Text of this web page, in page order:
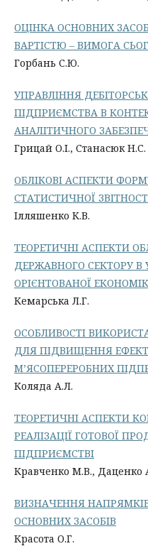
ОЦІНКА ОСНОВНИХ
ВАРТІСТЮ – ВИМОГА
Горбань С.Ю.
УПРАВЛІННЯ
ПІДПРИЄМСТВА В
АНАЛІТИЧНОГО
Грицай О.І., Станасюк Н.С.
ОБЛІКОВІ АСПЕКТИ
СТАТИСТИЧНОЇ
Ілляшенко К.В.
ТЕОРЕТИЧНІ АСПЕКТИ
ДЕРЖАВНОГО СЕКТОРУ В
ОРІЄНТОВАНОЇ
Кемарська Л.Г.
ОСОБЛИВОСТІ
ДЛЯ ПІДВИЩЕННЯ
М’ЯСОПЕРЕРОБНИХ
Коляда А.Л.
ТЕОРЕТИЧНІ АСПЕКТИ
РЕАЛІЗАЦІЇ ГОТОВОЇ
ПІДПРИЄМСТВІ
Кравченко М.В., Даценко
ВИЗНАЧЕННЯ
ОСНОВНИХ ЗАСОБІВ
Красота О.Г.